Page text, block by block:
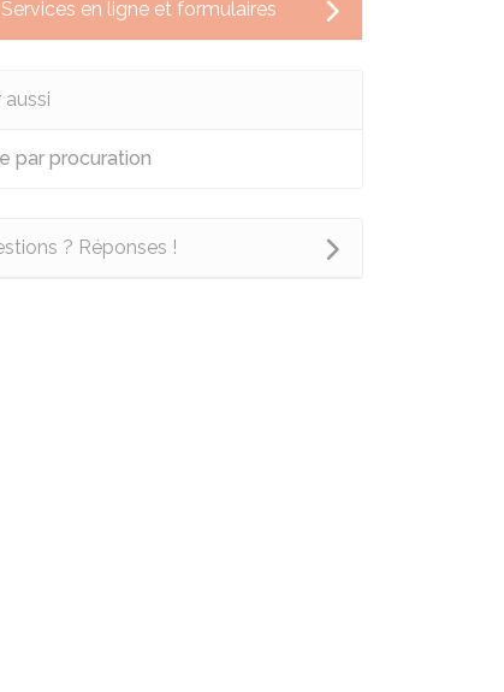
Services en ligne et formulaires
aussi
par procuration
? Réponses !